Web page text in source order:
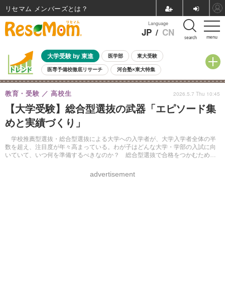
menu
Language
JP / CN search
大学受験 by 東進 医学部 東大受験
医専予備校徹底リサーチ 河合塾×東大特集
親子で考える大学選び 高校受験 中学受験 小学校受験
共通テスト 夏休み
8月開催イベント・WS 全国公立高校 過去問 人気記事
自由研究教材（小学生向け）
【大学受験】総合型選抜の武器「エピソード集
めと実績づくり」
学校推薦型選抜・総合型選抜による大学への入学者が、大学入学者全体の半
数を超え、注目度が年々高まっている。わが子はどんな大学・学部の入試に向
いていて、いつ何を準備するべきなのか？ 総合型選抜で合格をつかむための
教育・受験 高校生
advertisement
2026.5.7 Thu 10:45
リセマム メンバーズ